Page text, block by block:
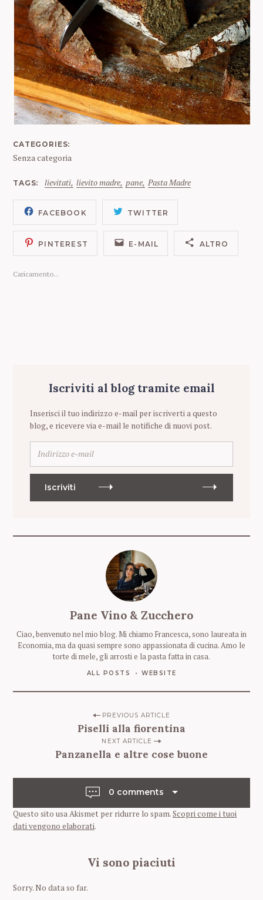
CATEGORIES
Senza categoria
TAGS lievitati lievito madre pane Pasta Madre
FACEBOOK TWITTER
PINTEREST E-MAIL ALTRO
Caricamento...
Iscriviti al blog tramite email
Inserisci il tuo indirizzo e-mail per iscriverti a questo
blog, e ricevere via e-mail le notifiche di nuovi post.
d
z
Iscriviti
Pane Vino & Zucchero
Ciao, benvenuto nel mio blog. Mi chiamo Francesca, sono laureata in
Economia, ma da quasi sempre sono appassionata di cucina. Amo le
torte di mele, gli arrosti e la pasta fatta in casa.
ALL POSTS WEBSITE
n
v
i
t
PREVIOUS ARTICLE
Piselli alla fiorentina
NEXT ARTICLE
Panzanella e altre cose buone
0 comments
Questo sito usa Akismet per ridurre lo spam.Scopri come i tuoi
dati vengono elaborati.
Vi sono piaciuti
Sorry. No data so far.
S
a
r
h
f
r
: